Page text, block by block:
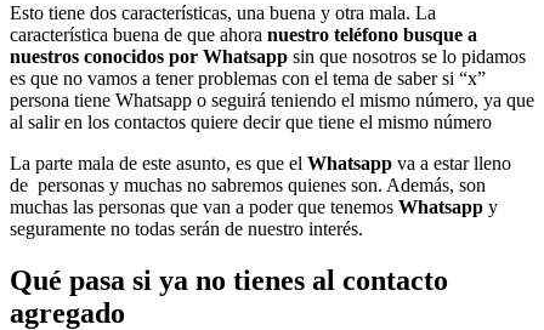
Esto tiene dos características, una buena y otra mala. La
característica buena de que ahora nuestro teléfono busque a
nuestros conocidos por Whatsapp sin que nosotros se lo pidamos
es que no vamos a tener problemas con el tema de saber si “x”
persona tiene Whatsapp o seguirá teniendo el mismo número, ya que
al salir en los contactos quiere decir que tiene el mismo número
La parte mala de este asunto, es que el Whatsapp va a estar lleno
de personas y muchas no sabremos quienes son. Además, son
muchas las personas que van a poder que tenemos Whatsapp y
seguramente no todas serán de nuestro interés.
Qué pasa si ya no tienes al contacto
agregado